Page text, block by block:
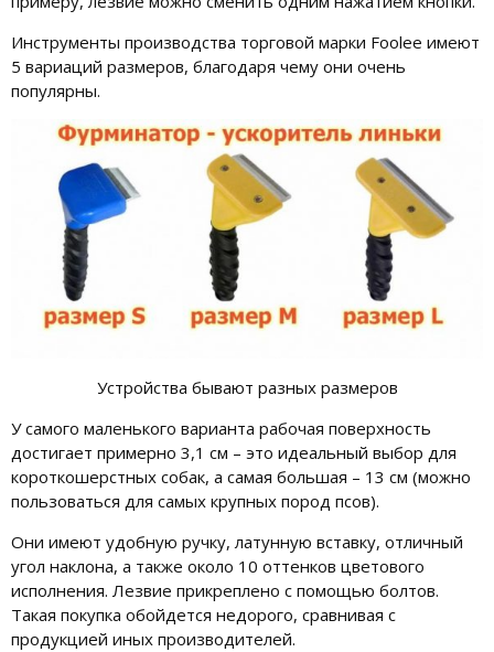
Инструменты производства торговой марки Foolee имеют
5 вариаций размеров, благодаря чему они очень
популярны.
Устройства бывают разных размеров
У самого маленького варианта рабочая поверхность
достигает примерно 3,1 см – это идеальный выбор для
короткошерстных собак, а самая большая – 13 см (можно
пользоваться для самых крупных пород псов).
Они имеют удобную ручку, латунную вставку, отличный
угол наклона, а также около 10 оттенков цветового
исполнения. Лезвие прикреплено с помощью болтов.
Такая покупка обойдется недорого, сравнивая с
продукцией иных производителей.